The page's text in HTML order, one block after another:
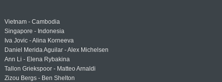
Vietnam - Cambodia
Singapore - Indonesia
Iva Jovic - Alina Korneeva
Daniel Merida Aguilar - Alex Michelsen
Ann Li - Elena Rybakina
Tallon Griekspoor - Matteo Arnaldi
Zizou Bergs - Ben Shelton